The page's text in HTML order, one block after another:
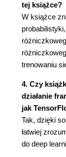
Braki w
Korelacja
tej książce?
W książce
trenowaniu
4. Czy
działanie
jak
Tak, dzięki
łatwiej
do deep